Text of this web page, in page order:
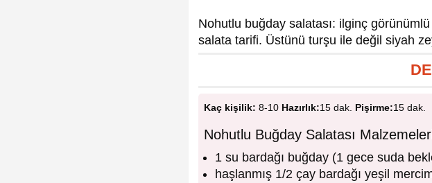
Nohutlu buğday salatası: ilginç
salata tarifi. Üstünü turşu ile değil siyah
Kaç kişilik: 8-10 Hazırlık:15 dak. Pişirme:15 dak.
Nohutlu Buğday Salatası
1 su bardağı buğday (1 gece suda
haşlanmış 1/2 çay bardağı yeşil